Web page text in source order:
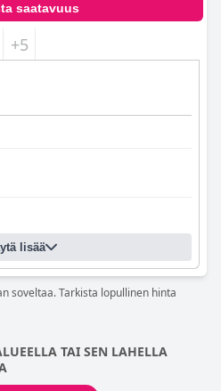
saatavuus
+5
lisää
soveltaa. Tarkista lopullinen hinta
TAI SEN LAHELLA